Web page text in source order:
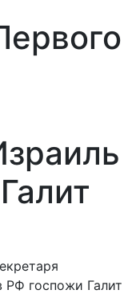
РФ госпожи Галит